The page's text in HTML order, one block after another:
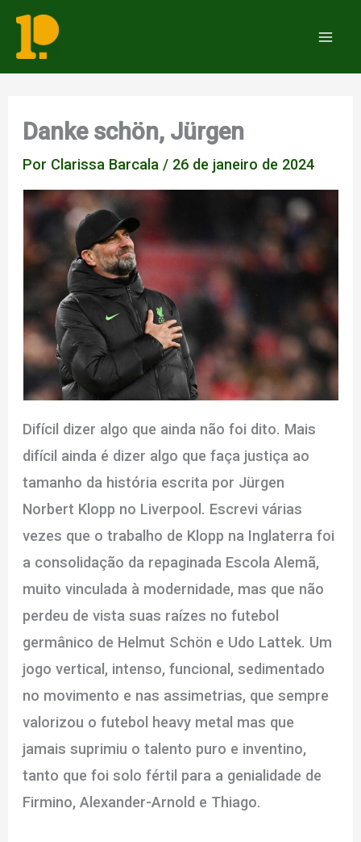
Danke schön, Jürgen
Por Clarissa Barcala / 26 de janeiro de 2024
Difícil dizer algo que ainda não foi dito. Mais
difícil ainda é dizer algo que faça justiça ao
tamanho da história escrita por Jürgen
Norbert Klopp no Liverpool. Escrevi várias
vezes que o trabalho de Klopp na Inglaterra foi
a consolidação da repaginada Escola Alemã,
muito vinculada à modernidade, mas que não
perdeu de vista suas raízes no futebol
germânico de Helmut Schön e Udo Lattek. Um
jogo vertical, intenso, funcional, sedimentado
no movimento e nas assimetrias, que sempre
valorizou o futebol heavy metal mas que
jamais suprimiu o talento puro e inventino,
tanto que foi solo fértil para a genialidade de
Firmino, Alexander-Arnold e Thiago.